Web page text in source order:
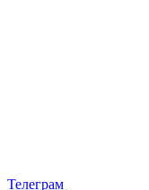
Телеграм